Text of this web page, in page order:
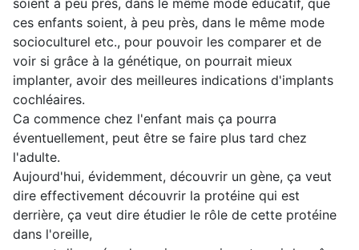
soient à peu près, dans le même mode éducatif, que
ces enfants soient, à peu près, dans le même mode
socioculturel etc., pour pouvoir les comparer et de
voir si grâce à la génétique, on pourrait mieux
implanter, avoir des meilleures indications d'implants
cochléaires.
Ca commence chez l'enfant mais ça pourra
éventuellement, peut être se faire plus tard chez
l'adulte.
Aujourd'hui, évidemment, découvrir un gène, ça veut
dire effectivement découvrir la protéine qui est
derrière, ça veut dire étudier le rôle de cette protéine
dans l'oreille,